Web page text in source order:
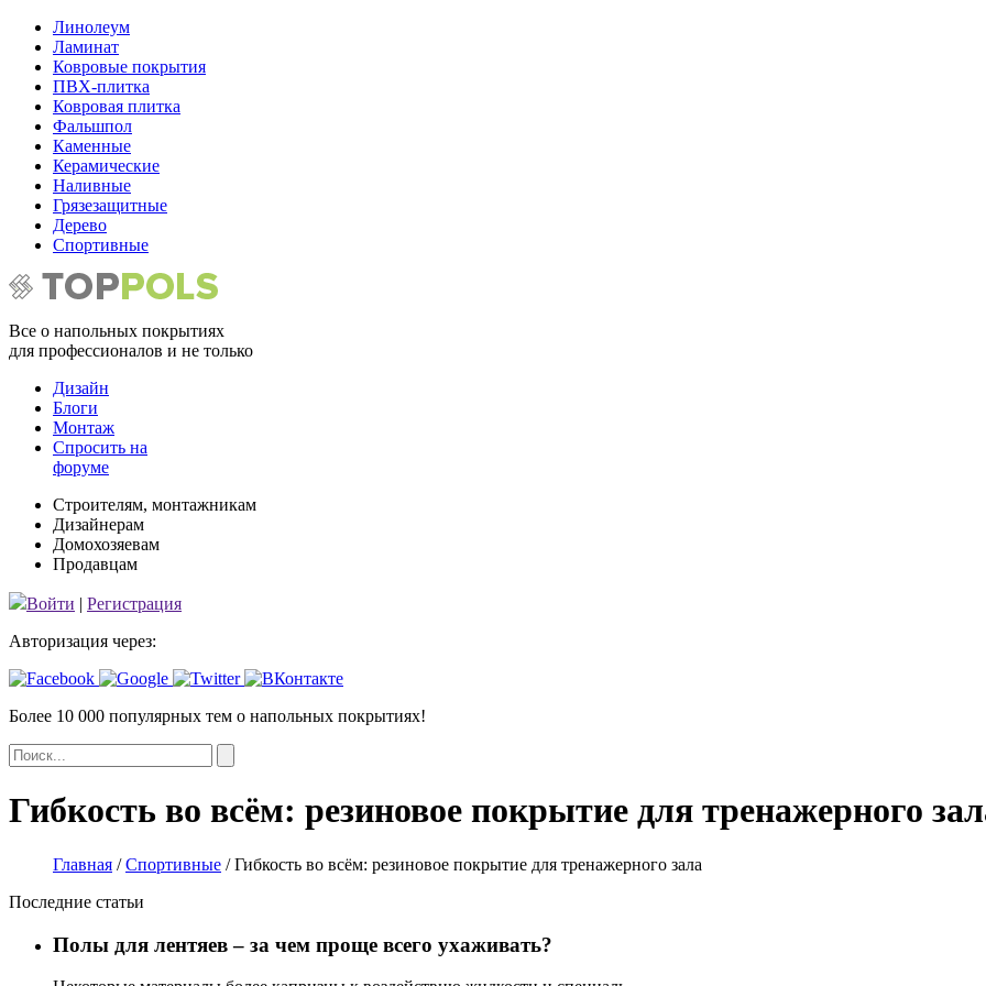
Линолеум
Ламинат
Ковровые покрытия
ПВХ-плитка
Ковровая плитка
Фальшпол
Каменные
Керамические
Наливные
Грязезащитные
Дерево
Спортивные
Все о напольных покрытиях
для профессионалов и не только
Дизайн
Блоги
Монтаж
Спросить на
форуме
Строителям, монтажникам
Дизайнерам
Домохозяевам
Продавцам
Войти | Регистрация
Авторизация через:
Более 10 000 популярных тем о напольных покрытиях!
Гибкость во всём: резиновое покрытие для тренажерного
Главная / Спортивные / Гибкость во всём: резиновое покрытие для тренажерного зала
Последние статьи
Полы для лентяев – за чем проще всего ухаживать?